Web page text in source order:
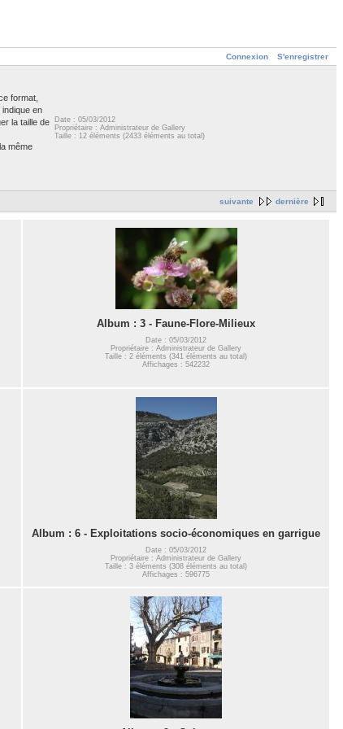
Connexion S'enregistrer
format,
en
la taille de
même
Date : 05/03/2012
Propriétaire : Administrateur de Gallery
Taille : 12 éléments (2433 éléments au total)
suivante dernière
Album : 3 - Faune-Flore-Milieux
Date : 05/03/2012
Propriétaire : Administrateur de Gallery
Taille : 2 éléments (341 éléments au total)
Affichages : 542232
Album : 6 - Exploitations socio-économiques en garrigue
Date : 05/03/2012
Propriétaire : Administrateur de Gallery
Taille : 3 éléments (308 éléments au total)
Affichages : 596775